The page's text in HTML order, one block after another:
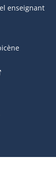
fenêtre.)
enseignant
hyperlien